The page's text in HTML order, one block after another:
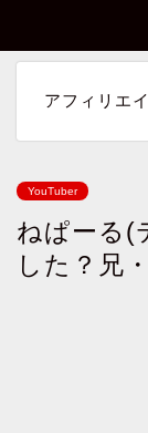
アフィリエ
YouTuber
ねぱーる(
した？兄